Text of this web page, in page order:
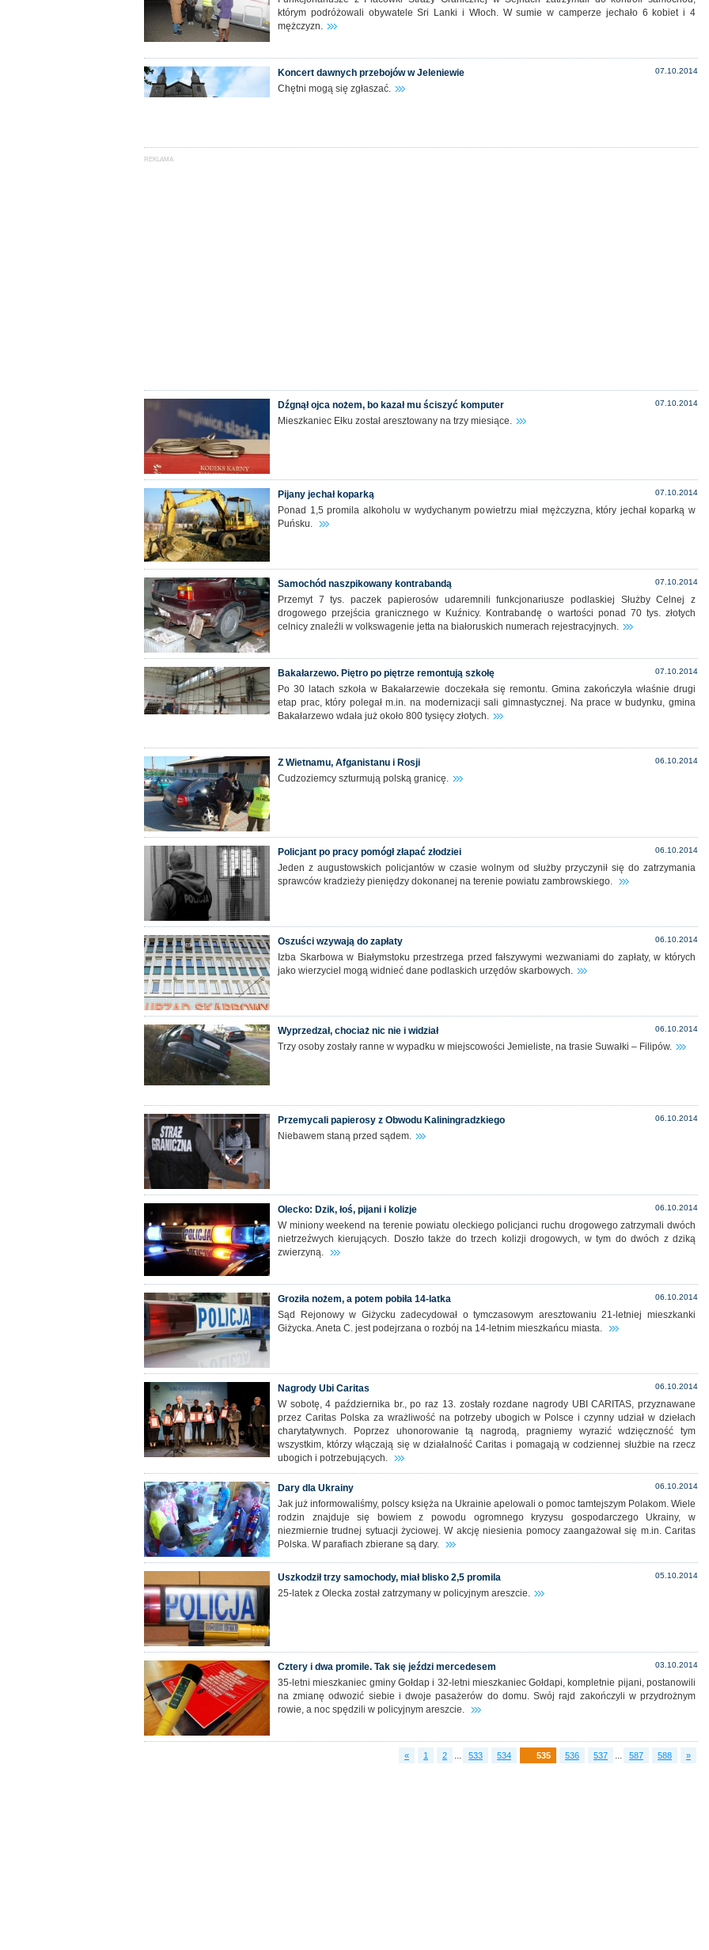
którym podróżowali obywatele Sri Lanki i Włoch. W sumie w camperze jechało 6 kobiet i 4
mężczyzn.
07.10.2014
Koncert dawnych przebojów w Jeleniewie
Chętni mogą się zgłaszać.
07.10.2014
Dźgnął ojca nożem, bo kazał mu ściszyć komputer
Mieszkaniec Ełku został aresztowany na trzy miesiące.
07.10.2014
Pijany jechał koparką
Ponad 1,5 promila alkoholu w wydychanym powietrzu miał mężczyzna, który jechał koparką w
Puńsku.
07.10.2014
Samochód naszpikowany kontrabandą
Przemyt 7 tys. paczek papierosów udaremnili funkcjonariusze podlaskiej Służby Celnej z
drogowego przejścia granicznego w Kuźnicy. Kontrabandę o wartości ponad 70 tys. złotych
celnicy znaleźli w volkswagenie jetta na białoruskich numerach rejestracyjnych.
07.10.2014
Bakałarzewo. Piętro po piętrze remontują szkołę
Po 30 latach szkoła w Bakałarzewie doczekała się remontu. Gmina zakończyła właśnie drugi
etap prac, który polegał m.in. na modernizacji sali gimnastycznej. Na prace w budynku, gmina
Bakałarzewo wdała już około 800 tysięcy złotych.
06.10.2014
Z Wietnamu, Afganistanu i Rosji
Cudzoziemcy szturmują polską granicę.
06.10.2014
Policjant po pracy pomógł złapać złodziei
Jeden z augustowskich policjantów w czasie wolnym od służby przyczynił się do zatrzymania
sprawców kradzieży pieniędzy dokonanej na terenie powiatu zambrowskiego.
06.10.2014
Oszuści wzywają do zapłaty
Izba Skarbowa w Białymstoku przestrzega przed fałszywymi wezwaniami do zapłaty, w których
jako wierzyciel mogą widnieć dane podlaskich urzędów skarbowych.
06.10.2014
Wyprzedzał, chociaż nic nie i widział
Trzy osoby zostały ranne w wypadku w miejscowości Jemieliste, na trasie Suwałki – Filipów.
06.10.2014
Przemycali papierosy z Obwodu Kaliningradzkiego
Niebawem staną przed sądem.
06.10.2014
Olecko: Dzik, łoś, pijani i kolizje
W miniony weekend na terenie powiatu oleckiego policjanci ruchu drogowego zatrzymali dwóch
nietrzeźwych kierujących. Doszło także do trzech kolizji drogowych, w tym do dwóch z dziką
zwierzyną.
06.10.2014
Groziła nożem, a potem pobiła 14-latka
Sąd Rejonowy w Giżycku zadecydował o tymczasowym aresztowaniu 21-letniej mieszkanki
Giżycka. Aneta C. jest podejrzana o rozbój na 14-letnim mieszkańcu miasta.
06.10.2014
Nagrody Ubi Caritas
W sobotę, 4 października br., po raz 13. zostały rozdane nagrody UBI CARITAS, przyznawane
przez Caritas Polska za wrażliwość na potrzeby ubogich w Polsce i czynny udział w dziełach
charytatywnych. Poprzez uhonorowanie tą nagrodą, pragniemy wyrazić wdzięczność tym
wszystkim, którzy włączają się w działalność Caritas i pomagają w codziennej służbie na rzecz
ubogich i potrzebujących.
06.10.2014
Dary dla Ukrainy
Jak już informowaliśmy, polscy księża na Ukrainie apelowali o pomoc tamtejszym Polakom. Wiele
rodzin znajduje się bowiem z powodu ogromnego kryzysu gospodarczego Ukrainy, w
niezmiernie trudnej sytuacji życiowej. W akcję niesienia pomocy zaangażował się m.in. Caritas
Polska. W parafiach zbierane są dary.
05.10.2014
Uszkodził trzy samochody, miał blisko 2,5 promila
25-latek z Olecka został zatrzymany w policyjnym areszcie.
03.10.2014
Cztery i dwa promile. Tak się jeździ mercedesem
35-letni mieszkaniec gminy Gołdap i 32-letni mieszkaniec Gołdapi, kompletnie pijani, postanowili
na zmianę odwozić siebie i dwoje pasażerów do domu. Swój rajd zakończyli w przydrożnym
rowie, a noc spędzili w policyjnym areszcie.
« 1 2 ... 533 534 535 536 537 ... 587 588 »